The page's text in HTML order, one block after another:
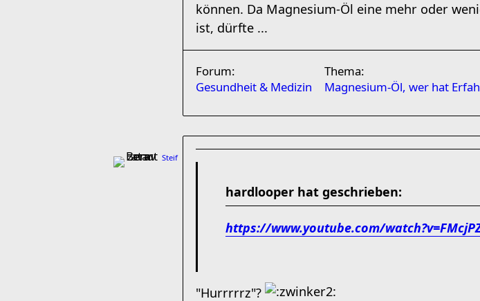
können. Da Magnesium-Öl eine mehr oder
ist, dürfte ...
Forum:
Gesundheit & Medizin
Thema:
Magnesium-Öl, wer hat
Steif
hardlooper hat geschrieben:
https://www.youtube.com/
"Hurrrrrz"?